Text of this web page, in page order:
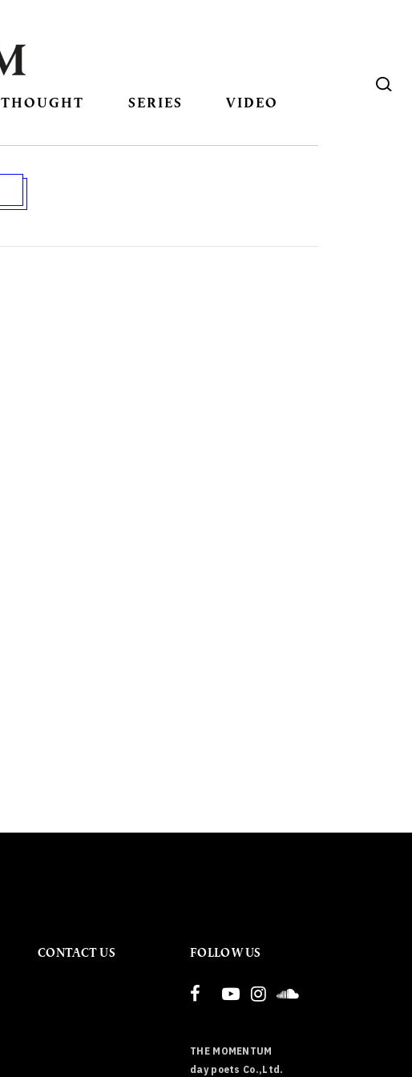
THOUGHT SERIES VIDEO
CONTACT US FOLLOW US
THE MOMENTUM
day poets Co.,Ltd.